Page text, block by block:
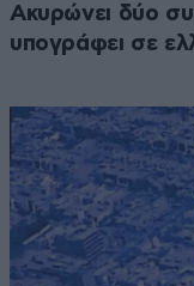
Ακυρώνει δύο
υπογράφει σε